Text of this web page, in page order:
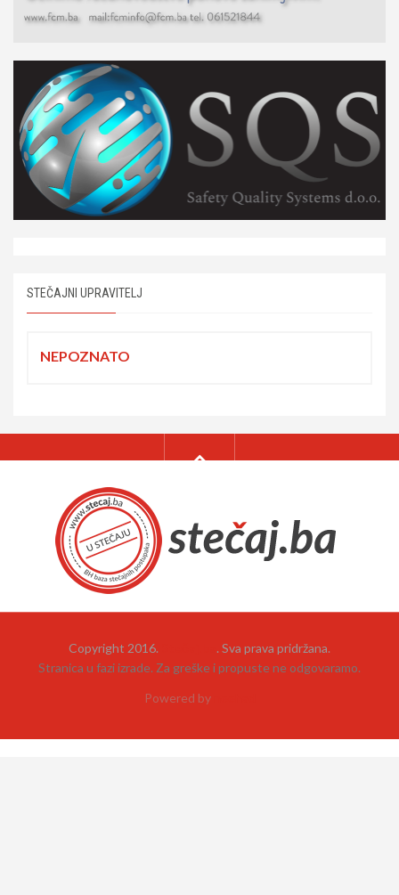
STEČAJNI UPRAVITELJ
NEPOZNATO
Copyright 2016.
. Sva prava pridržana.
Stranica u fazi izrade. Za greške i propuste ne odgovaramo.
Powered by